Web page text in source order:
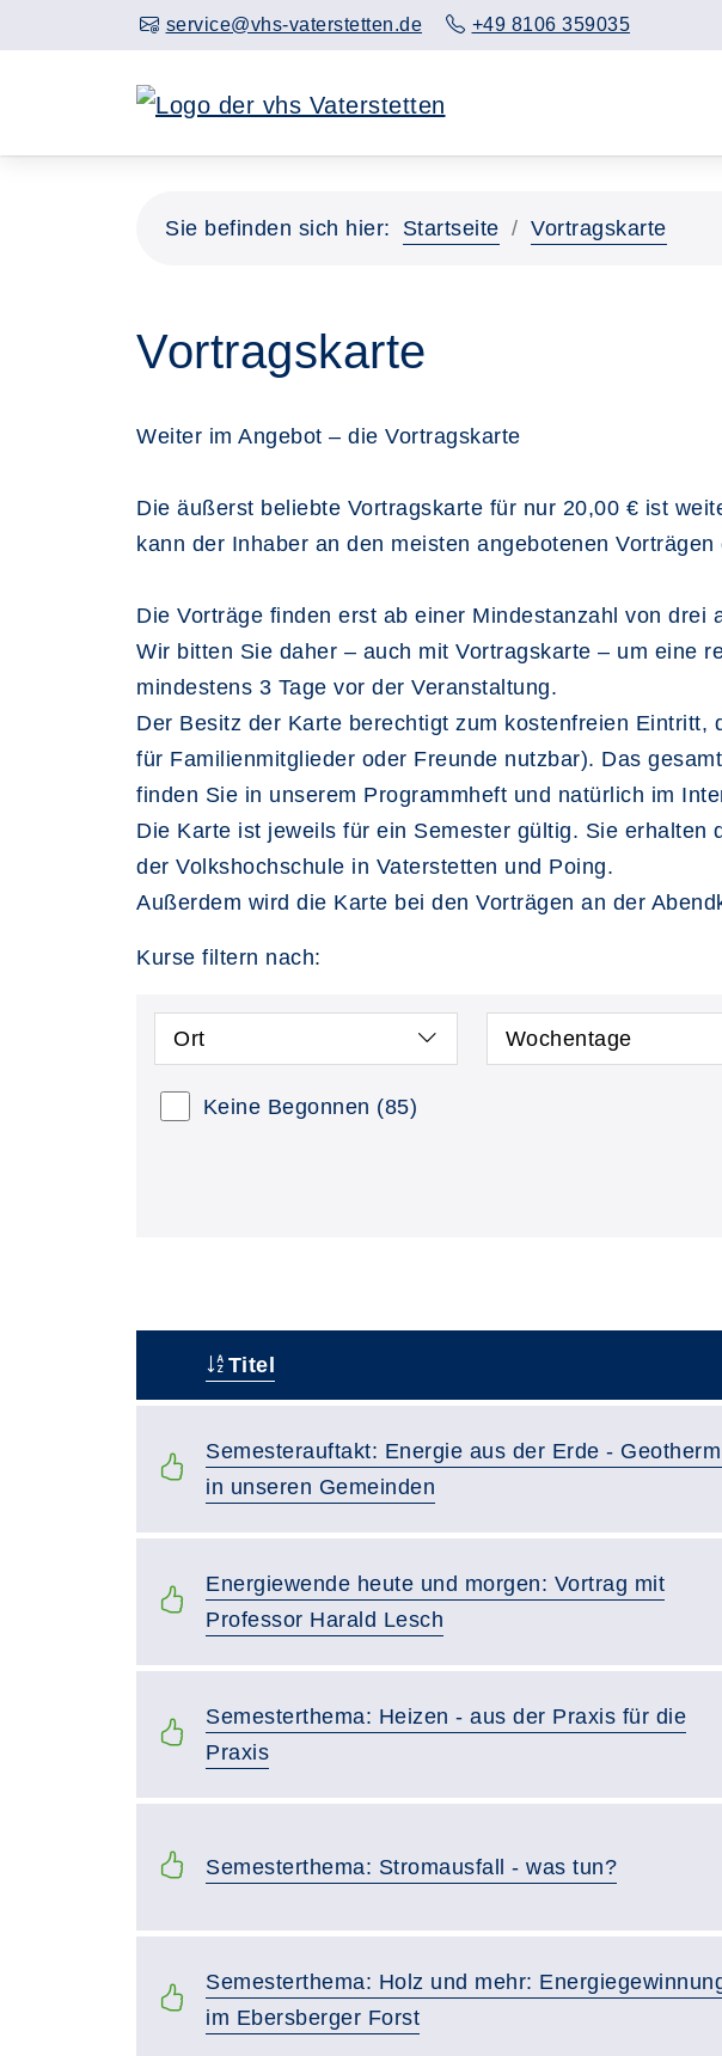
service@vhs-vaterstetten.de +49 8106 359035
Sie befinden sich hier: Startseite Vortragskarte
Vortragskarte
Weiter im Angebot – die Vortragskarte
Die äußerst beliebte Vortragskarte für nur 20,00 € ist
kann der Inhaber an den meisten angebotenen
Die Vorträge finden erst ab einer Mindestanzahl von drei
Wir bitten Sie daher – auch mit Vortragskarte – um eine
mindestens 3 Tage vor der Veranstaltung.
Der Besitz der Karte berechtigt zum kostenfreien
für Familienmitglieder oder Freunde nutzbar). Das
finden Sie in unserem Programmheft und natürlich im
Die Karte ist jeweils für ein Semester gültig. Sie erhalten
der Volkshochschule in Vaterstetten und Poing.
Außerdem wird die Karte bei den Vorträgen an der
Kurse filtern nach:
Ort Wochentage
Keine Begonnen (85)
Titel
Semesterauftakt: Energie aus der Erde -
in unseren Gemeinden
Energiewende heute und morgen: Vortrag mit
Professor Harald Lesch
Semesterthema: Heizen - aus der Praxis für die
Praxis
Semesterthema: Stromausfall - was tun?
Semesterthema: Holz und mehr:
im Ebersberger Forst